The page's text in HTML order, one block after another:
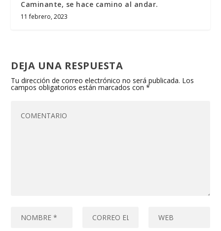
Caminante, se hace camino al andar.
11 febrero, 2023
DEJA UNA RESPUESTA
Tu dirección de correo electrónico no será publicada. Los
campos obligatorios están marcados con*